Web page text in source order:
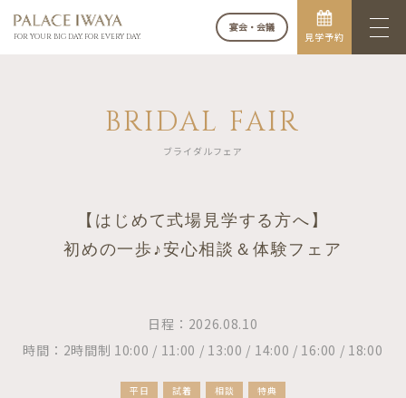
FOR YOUR BIG DAY. FOR EVERY DAY.
宴会・会議
見学予約
BRIDAL FAIR
ブライダルフェア
【はじめて式場見学する方へ】
初めの一歩♪安心相談＆体験フェア
日程：2026.08.10
時間：2時間制 10:00 / 11:00 / 13:00 / 14:00 / 16:00 / 18:00
平日 試着 相談 特典